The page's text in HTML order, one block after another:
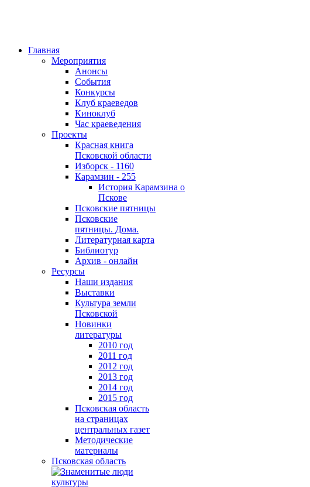
Главная
Мероприятия
Анонсы
События
Конкурсы
Клуб краеведов
Киноклуб
Час краеведения
Проекты
Красная книга
Псковской области
Изборск - 1160
Карамзин - 255
История Карамзина о
Пскове
Псковские пятницы
Псковские
пятницы. Дома.
Литературная карта
Библиотур
Архив - онлайн
Ресурсы
Наши издания
Выставки
Культура земли
Псковской
Новинки
литературы
2010 год
2011 год
2012 год
2013 год
2014 год
2015 год
Псковская область
на страницах
центральных газет
Методические
материалы
Псковская область